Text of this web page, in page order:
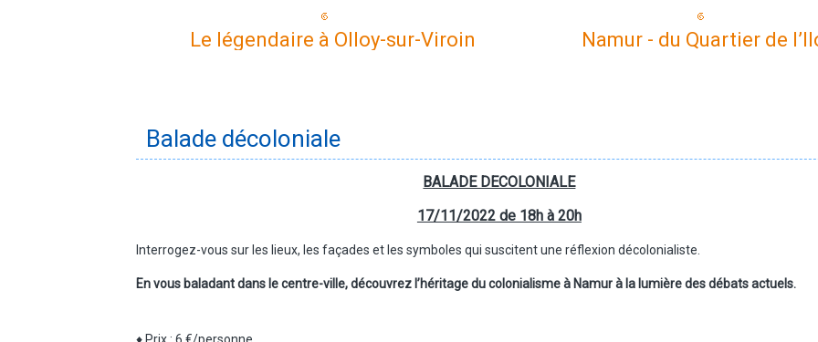
Le légendaire à Olloy-sur-Viroin Namur - du Quartier de
Balade décoloniale
BALADE DECOLONIALE
17/11/2022 de 18h à 20h
Interrogez-vous sur les lieux, les façades et les symboles qui suscitent une réflexion décolonialiste.
En vous baladant dans le centre-ville, découvrez l’héritage du colonialisme à Namur à la lumière des débats actuels.